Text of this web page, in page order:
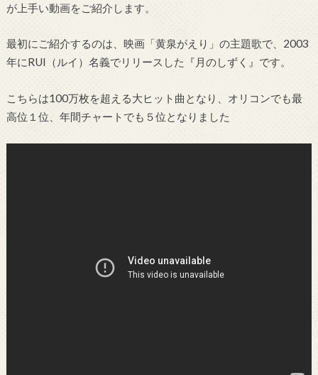
が上手い動画をご紹介します。
最初にご紹介するのは、映画「黄泉がえり」の主題歌で、2003
年にRUI（ルイ）名義でリリースした『月のしずく』です。
こちらは100万枚を超える大ヒット曲となり、オリコンでも最
高位１位、年間チャートでも５位となりました